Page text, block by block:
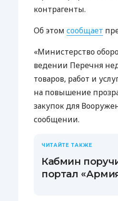
контрагенты.
Об этом сообщает
«Министерство
ведении Перечня
товаров, работ и
на повышение
закупок для
сообщении.
ЧИТАЙТЕ ТАКЖЕ
Кабмин
портал